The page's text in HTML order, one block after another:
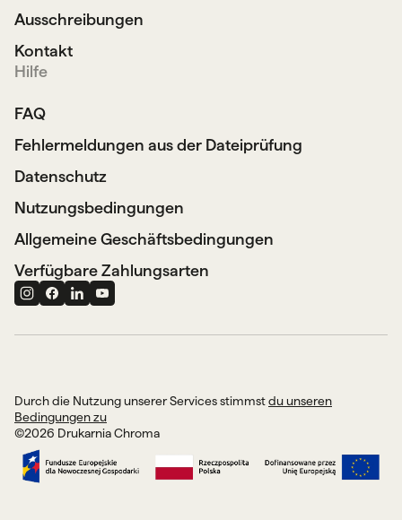
Ausschreibungen
Kontakt
Hilfe
FAQ
Fehlermeldungen aus der Dateiprüfung
Datenschutz
Nutzungsbedingungen
Allgemeine Geschäftsbedingungen
Verfügbare Zahlungsarten
Durch die Nutzung unserer Services stimmstdu unseren
Bedingungen zu
©2026 Drukarnia Chroma